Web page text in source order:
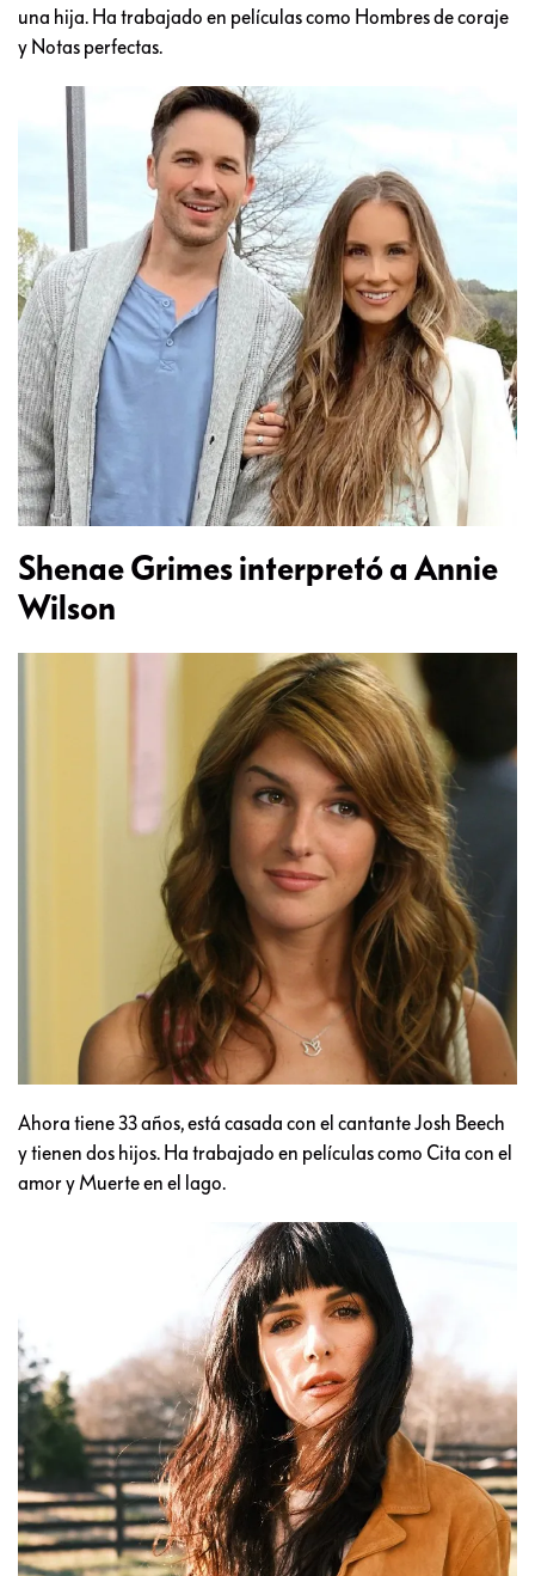
una hija. Ha trabajado en películas como Hombres de coraje
y Notas perfectas.
Shenae Grimes interpretó a Annie
Wilson
Ahora tiene 33 años, está casada con el cantante Josh Beech
y tienen dos hijos. Ha trabajado en películas como Cita con el
amor y Muerte en el lago.